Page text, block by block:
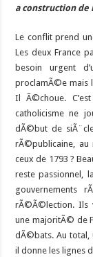
a construction de
Le conflit prend
Les deux France
besoin urgent
proclamÃ©e mais
Il Ã©choue.
catholicisme ne
dÃ©but de
rÃ©publicaine, au
ceux de 1793 ?
reste passionnel,
gouvernements
rÃ©Ã©lection. Ils
une majoritÃ© de
dÃ©bats. Au total,
il donne les lignes